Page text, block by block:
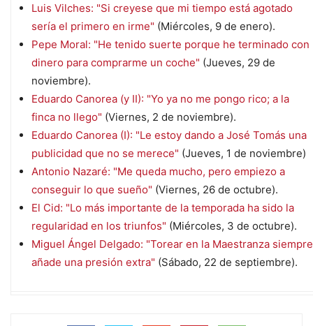
Luis Vilches: "Si creyese que mi tiempo está agotado
sería el primero en irme" (Miércoles, 9 de enero).
Pepe Moral: "He tenido suerte porque he terminado con
dinero para comprarme un coche" (Jueves, 29 de
noviembre).
Eduardo Canorea (y II): "Yo ya no me pongo rico; a la
finca no llego" (Viernes, 2 de noviembre).
Eduardo Canorea (I): "Le estoy dando a José Tomás una
publicidad que no se merece" (Jueves, 1 de noviembre)
Antonio Nazaré: "Me queda mucho, pero empiezo a
conseguir lo que sueño" (Viernes, 26 de octubre).
El Cid: "Lo más importante de la temporada ha sido la
regularidad en los triunfos" (Miércoles, 3 de octubre).
Miguel Ángel Delgado: "Torear en la Maestranza siempre
añade una presión extra" (Sábado, 22 de septiembre).